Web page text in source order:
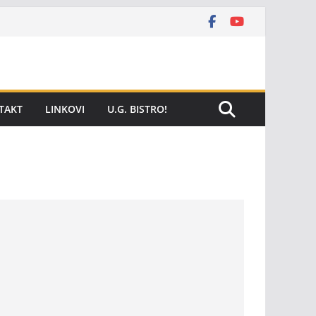
LINKOVI U.G. BISTRO!